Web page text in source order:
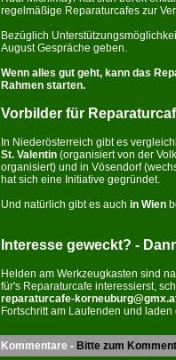
regelmäßige Reparaturcafes zur
Bezüglich
August Gespräche geben.
Wenn alles gut geht, kann das
Rahmen starten.
Vorbilder für
In Niederösterreich gibt es
St. Valentin (organisiert von der
organisiert) und in Vösendorf
hat sich eine Initiative gegründet.
Und natürlich gibt es auch in Wien
Interesse geweckt? -
Helden am Werkzeugkasten sind
für's Reparaturcafe interessierst,
reparaturcafe-
Fortschritt am Laufenden und
Kommentare - Bitte zum